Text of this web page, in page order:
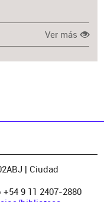
Ver más
| Ciudad
9 11 2407-2880